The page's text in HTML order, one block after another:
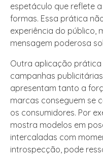
espetáculo que reflete
formas. Essa prática
experiência do público,
mensagem poderosa
Outra aplicação
campanhas
apresentam tanto a
marcas conseguem se
os consumidores. Por
mostra modelos em
intercaladas com
introspecção, pode